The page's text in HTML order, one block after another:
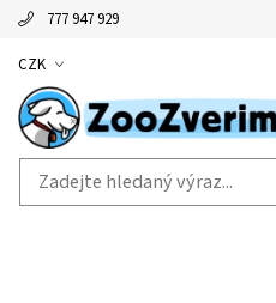
777 947 929
CZK